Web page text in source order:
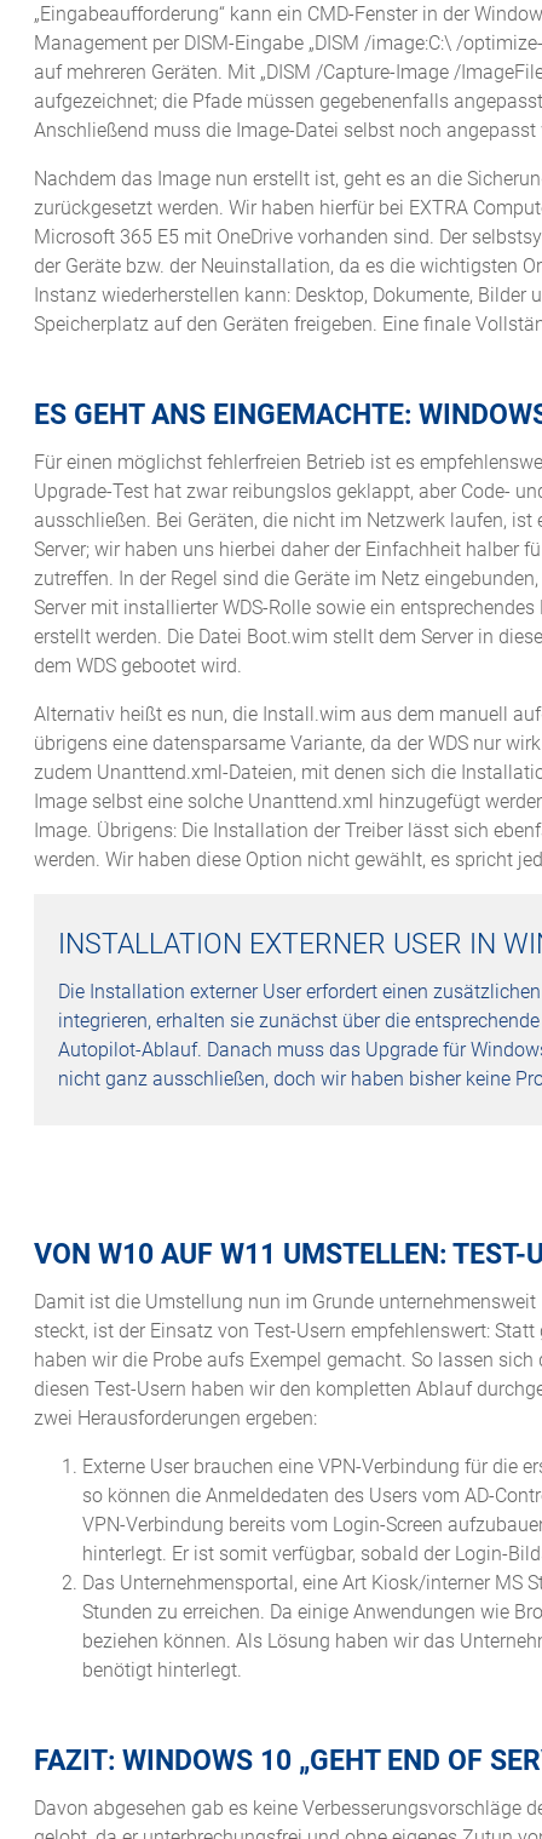
„Eingabeaufforderung“ kann ein CMD-Fenster in der
Management per DISM-Eingabe „DISM /image:C:\ /
auf mehreren Geräten. Mit „DISM /Capture-Image /
aufgezeichnet; die Pfade müssen gegebenenfalls
Anschließend muss die Image-Datei selbst noch
Nachdem das Image nun erstellt ist, geht es an die
zurückgesetzt werden. Wir haben hierfür bei EXTRA
Microsoft 365 E5 mit OneDrive vorhanden sind. Der
der Geräte bzw. der Neuinstallation, da es die wichtigsten
Instanz wiederherstellen kann: Desktop, Dokumente,
Speicherplatz auf den Geräten freigeben. Eine finale
ES GEHT ANS EINGEMACHTE:
Für einen möglichst fehlerfreien Betrieb ist es
Upgrade-Test hat zwar reibungslos geklappt, aber Code-
ausschließen. Bei Geräten, die nicht im Netzwerk laufen,
Server; wir haben uns hierbei daher der Einfachheit halber
zutreffen. In der Regel sind die Geräte im Netz
Server mit installierter WDS-Rolle sowie ein
erstellt werden. Die Datei Boot.wim stellt dem Server in
dem WDS gebootet wird.
Alternativ heißt es nun, die Install.wim aus dem manuell
übrigens eine datensparsame Variante, da der WDS nur
zudem Unanttend.xml-Dateien, mit denen sich die
Image selbst eine solche Unanttend.xml hinzugefügt
Image. Übrigens: Die Installation der Treiber lässt sich
werden. Wir haben diese Option nicht gewählt, es spricht
INSTALLATION EXTERNER USER IN
Die Installation externer User erfordert einen
integrieren, erhalten sie zunächst über die
Autopilot-Ablauf. Danach muss das Upgrade für
nicht ganz ausschließen, doch wir haben bisher keine
VON W10 AUF W11 UMSTELLEN: TEST-
Damit ist die Umstellung nun im Grunde
steckt, ist der Einsatz von Test-Usern empfehlenswert:
haben wir die Probe aufs Exempel gemacht. So lassen
diesen Test-Usern haben wir den kompletten Ablauf
zwei Herausforderungen ergeben:
Externe User brauchen eine VPN-Verbindung für die
so können die Anmeldedaten des Users vom AD-
VPN-Verbindung bereits vom Login-Screen
hinterlegt. Er ist somit verfügbar, sobald der Login-
Das Unternehmensportal, eine Art Kiosk/interner MS
Stunden zu erreichen. Da einige Anwendungen wie
beziehen können. Als Lösung haben wir das
benötigt hinterlegt.
FAZIT: WINDOWS 10 „GEHT END OF
Davon abgesehen gab es keine Verbesserungsvorschläge